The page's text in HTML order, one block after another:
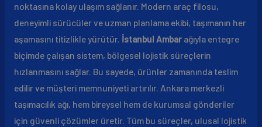
noktasına kolay ulaşım sağlanır. Modern araç filosu,
deneyimli sürücüler ve uzman planlama ekibi, taşımanın her
aşamasını titizlikle yürütür. İstanbul Ambarağıyla entegre
biçimde çalışan sistem, bölgesel lojistik süreçlerin
hızlanmasını sağlar. Bu sayede, ürünler zamanında teslim
edilir ve müşteri memnuniyeti artırılır. Ankara merkezli
taşımacılık ağı, hem bireysel hem de kurumsal gönderiler
için güvenli çözümler üretir. Tüm bu süreçler, ulusal lojistik